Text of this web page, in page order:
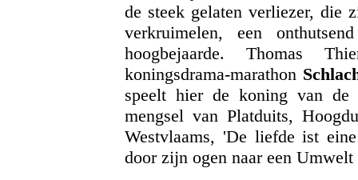
de steek gelaten verliezer, die
verkruimelen, een
hoogbejaarde. Thomas
koningsdrama-marathon
speelt hier de koning van
mengsel van Platduits,
Westvlaams, 'De liefde ist
door zijn ogen naar een